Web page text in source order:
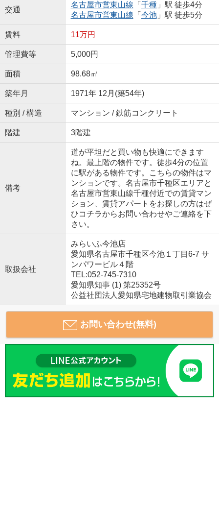
交通
名古屋市営東山線 「 千種」駅 徒歩4分
名古屋市営東山線 「 今池」駅 徒歩5分
賃料 11万円
管理費等 5,000円
面積 98.68㎡
築年月 1971年 12月(築54年)
種別 / 構造 マンション / 鉄筋コンクリート
階建 3階建
備考
道が平坦だと買い物も快適にできます
ね。最上階の物件です。徒歩4分の位置
に駅がある物件です。こちらの物件はマ
ンションです。名古屋市千種区エリアと
名古屋市営東山線千種付近での賃貸マン
ション、賃貸アパートをお探しの方はぜ
ひコチラからお問い合わせやご連絡を下
さい。
取扱会社
みらいふ今池店
愛知県名古屋市千種区今池１丁目6-7 サ
ンパワービル４階
TEL:052-745-7310
愛知県知事 (1) 第25352号
公益社団法人愛知県宅地建物取引業協会
お問い合わせ(無料)